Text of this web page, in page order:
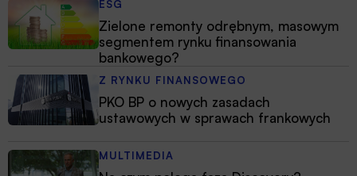
ESG
Zielone remonty odrębnym, masowym
segmentem rynku finansowania
bankowego?
Z RYNKU FINANSOWEGO
PKO BP o nowych zasadach
ustawowych w sprawach frankowych
MULTIMEDIA